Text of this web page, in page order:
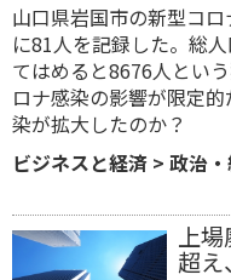
山口県岩国市の新型コ
に81人を記録した。総
てはめると8676人とい
ロナ感染の影響が限定
染が拡大したのか？
ビジネスと経済 > 政治
上
超